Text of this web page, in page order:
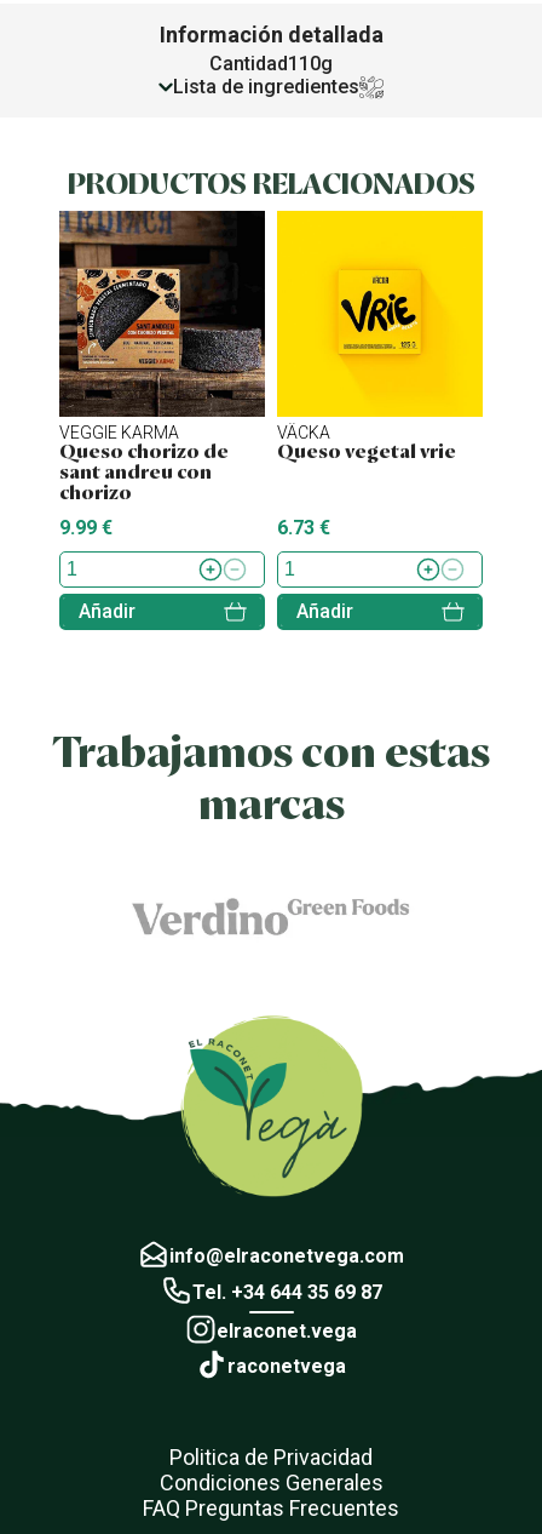
Información detallada
Cantidad110g
Lista de ingredientes
PRODUCTOS RELACIONADOS
VEGGIE KARMA
Queso chorizo de
sant andreu con
chorizo
9.99 €
Añadir
VÄCKA
Queso vegetal vrie
6.73 €
Añadir
Trabajamos con estas
marcas
info@elraconetvega.com
Tel. +34 644 35 69 87
elraconet.vega
raconetvega
Politica de Privacidad
Condiciones Generales
FAQ Preguntas Frecuentes